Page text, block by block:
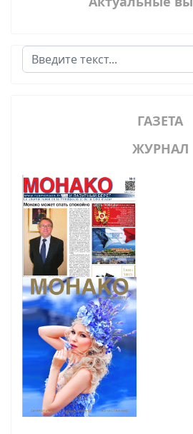
Поиск
ГАЗЕТА
ЖУРНАЛ